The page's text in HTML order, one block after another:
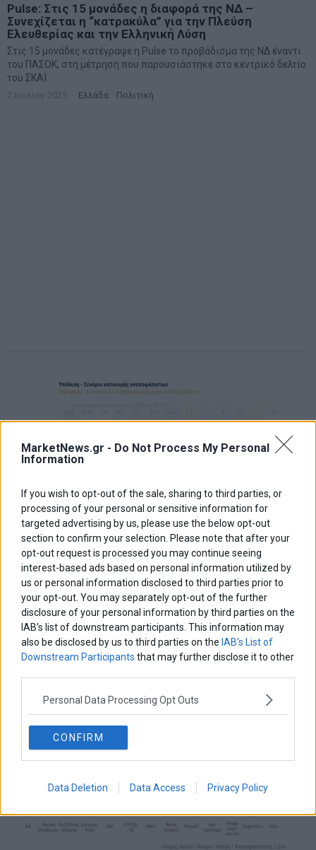
MarketNews.gr - Do Not Process My Personal
Information
If you wish to opt-out of the sale, sharing to third parties, or
processing of your personal or sensitive information for
targeted advertising by us, please use the below opt-out
section to confirm your selection. Please note that after your
opt-out request is processed you may continue seeing
interest-based ads based on personal information utilized by
us or personal information disclosed to third parties prior to
your opt-out. You may separately opt-out of the further
disclosure of your personal information by third parties on the
IAB’s list of downstream participants. This information may
also be disclosed by us to third parties on the IAB’s List of
Downstream Participants that may further disclose it to other
Personal Data Processing Opt Outs
CONFIRM
Data Deletion Data Access Privacy Policy
Pulse: Στις 15 μονάδες η διαφορά της ΝΔ –
Συνεχίζεται η “κατρακύλα” για την Πλεύση
Ελευθερίας και την Ελληνική Λύση
Στις 15 μονάδες κατέγραψε η Pulse το προβάδισμα της ΝΔ έναντι
του ΠΑΣΟΚ, στη μέτρηση που παρουσιάστηκε στο κεντρικό δελτίο
του ΣΚΑΪ.
2 Ιουλίου 2025 Ελλάδα Πολιτική
Pulse: Στις 15,5 μονάδες – μισή μονάδα πάνω σε
σχέση με τον Απρίλιο το προβάδισμα της ΝΔ
Στις 15,5 μονάδες – μισή μονάδα πάνω σε σχέση με τον Απρίλιο –
καταγράφει η Pulse το προβάδισμα της Νέας Δημοκρατίας στην
εκτίμηση ψήφου, στη μέτρηση που παρουσιάστηκε στο κεντρικό
δελτίο του Σκάι. Η
29 Μαΐου 2025 Ελλάδα · Πολιτική